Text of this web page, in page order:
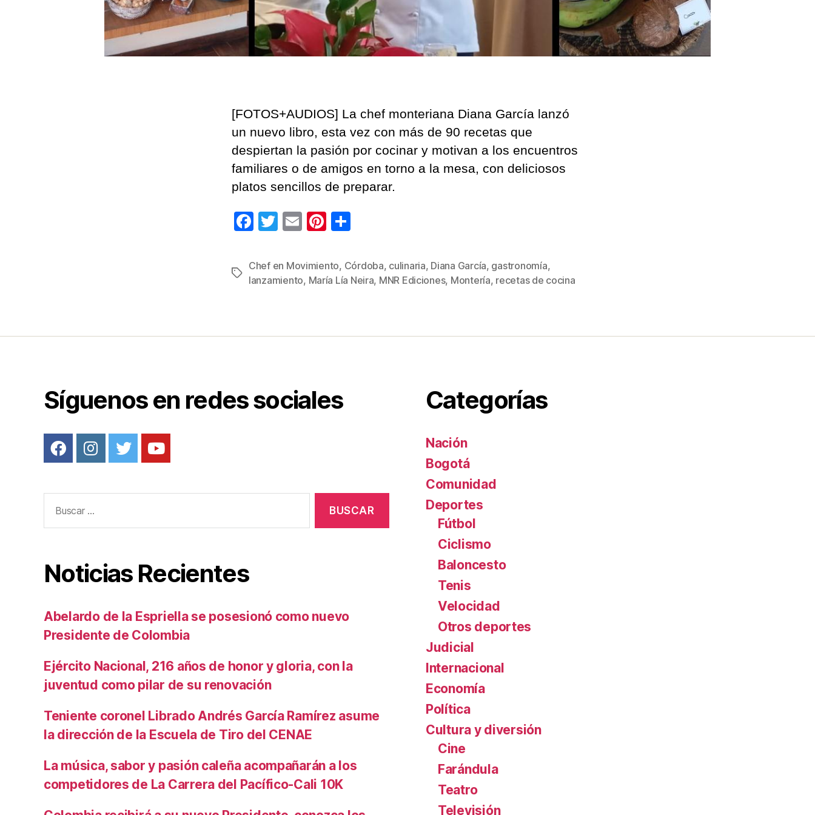
[FOTOS+AUDIOS] La chef monteriana Diana García lanzó
un nuevo libro, esta vez con más de 90 recetas que
despiertan la pasión por cocinar y motivan a los encuentros
familiares o de amigos en torno a la mesa, con deliciosos
platos sencillos de preparar.
F
c
e
o
T
tt
er
E
ail
Pi
er
e
m
p
Etiquetas
Chef en Movimiento, Córdoba, culinaria, Diana García, gastronomía,
lanzamiento, María Lía Neira, MNR Ediciones, Montería, recetas de cocina
Síguenos en redes sociales
Noticias Recientes
Abelardo de la Espriella se posesionó como nuevo
Presidente de Colombia
Ejército Nacional, 216 años de honor y gloria, con la
juventud como pilar de su renovación
Teniente coronel Librado Andrés García Ramírez asume
la dirección de la Escuela de Tiro del CENAE
La música, sabor y pasión caleña acompañarán a los
competidores de La Carrera del Pacífico-Cali 10K
Categorías
Nación
Bogotá
Comunidad
Deportes
Fútbol
Ciclismo
Baloncesto
Tenis
Velocidad
Otros deportes
Judicial
Internacional
Economía
Política
Cultura y diversión
Cine
Farándula
Teatro
Televisión